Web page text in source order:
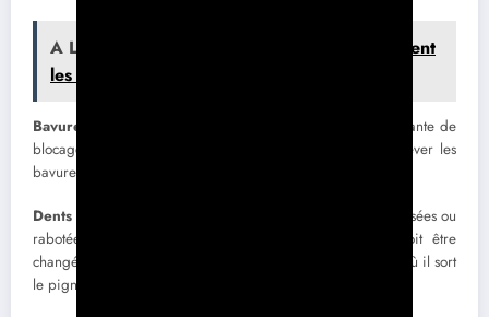
A LIRE :
Avis Kimeo Shop : que disent vraiment
les clients ?
Bavures sur les bagues ou pignons
: cause la plus courante de
blocage. Limez délicatement avec une lime fine pour enlever les
bavures métalliques.
Dents de couronne usées
: si les dents sont arrondies, cassées ou
rabotées (rabotage = usure en biseau), la couronne doit être
changée. C’est visible dans la vidéo GGP V35 à la minute où il sort
le pignon de réduction.